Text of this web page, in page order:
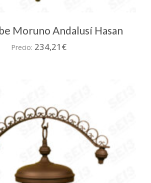
Moruno Andalusí Hasan
Precio: 234,21 €